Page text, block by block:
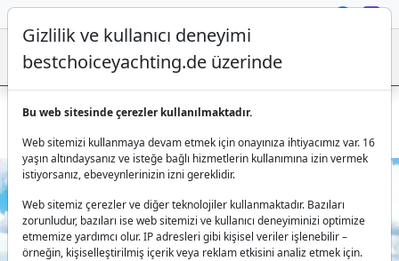
Gulet A Eser Bodrum çıkışlı – 24m, 6 kişilik kiralık yat
Gizlilik ve kullanıcı deneyimi
bestchoiceyachting.de üzerinde
Bu web sitesinde çerezler kullanılmaktadır.
Web sitemizi kullanmaya devam etmek için onayınıza ihtiyacımız var. 16
yaşın altındaysanız ve isteğe bağlı hizmetlerin kullanımına izin vermek
istiyorsanız, ebeveynlerinizin izni gereklidir.
Web sitemiz çerezler ve diğer teknolojiler kullanmaktadır. Bazıları
zorunludur, bazıları ise web sitemizi ve kullanıcı deneyiminizi optimize
etmemize yardımcı olur. IP adresleri gibi kişisel veriler işlenebilir –
örneğin, kişiselleştirilmiş içerik veya reklam etkisini analiz etmek için.